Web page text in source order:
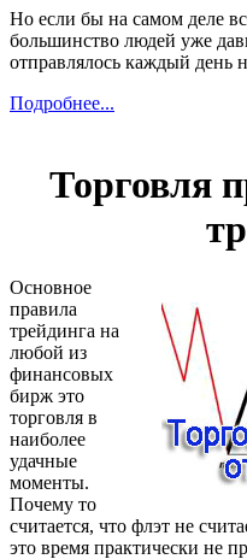
Но если бы на самом деле
большинство людей уже
отправлялось каждый день
Подробнее...
Торговля
Основное
правила
трейдинга на
любой из
финансовых
бирж это
торговля в
наиболее
удачные
моменты.
Почему то
считается, что флэт не
это время практически не